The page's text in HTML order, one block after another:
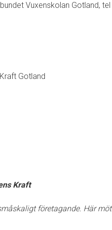
Vuxenskolan Gotland,
Gotland
Kraft
företagande. Här